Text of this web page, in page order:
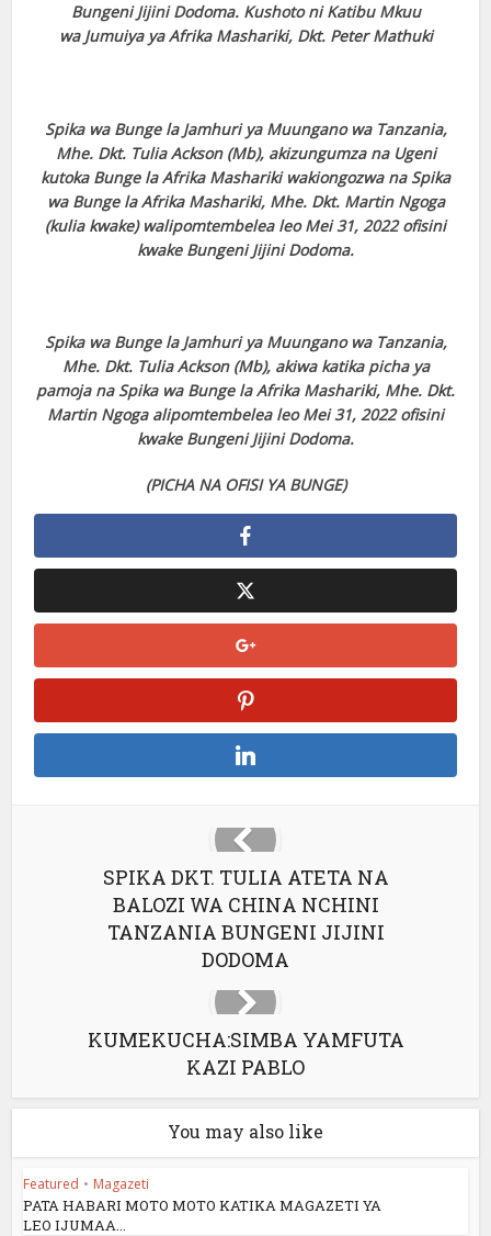
Bungeni Jijini Dodoma. Kushoto ni Katibu Mkuu
wa Jumuiya ya Afrika Mashariki, Dkt. Peter Mathuki
Spika wa Bunge la Jamhuri ya Muungano wa Tanzania,
Mhe. Dkt. Tulia Ackson (Mb), akizungumza na Ugeni
kutoka Bunge la Afrika Mashariki wakiongozwa na Spika
wa Bunge la Afrika Mashariki, Mhe. Dkt. Martin Ngoga
(kulia kwake) walipomtembelea leo Mei 31, 2022 ofisini
kwake Bungeni Jijini Dodoma.
Spika wa Bunge la Jamhuri ya Muungano wa Tanzania,
Mhe. Dkt. Tulia Ackson (Mb), akiwa katika picha ya
pamoja na Spika wa Bunge la Afrika Mashariki, Mhe. Dkt.
Martin Ngoga alipomtembelea leo Mei 31, 2022 ofisini
kwake Bungeni Jijini Dodoma.
(PICHA NA OFISI YA BUNGE)
SPIKA DKT. TULIA ATETA NA
BALOZI WA CHINA NCHINI
TANZANIA BUNGENI JIJINI
DODOMA
KUMEKUCHA:SIMBA YAMFUTA
KAZI PABLO
You may also like
Featured • Magazeti
PATA HABARI MOTO MOTO KATIKA MAGAZETI YA
LEO IJUMAA...